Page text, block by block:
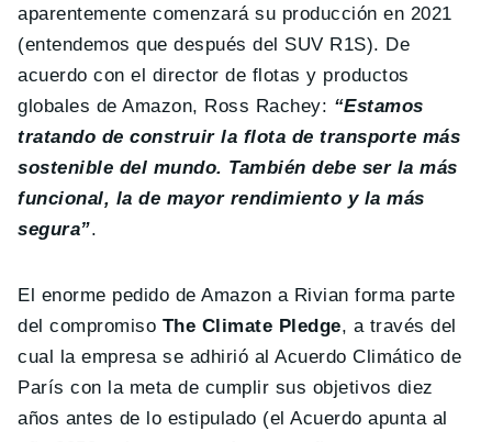
aparentemente comenzará su producción en 2021
(entendemos que después del SUV R1S). De
acuerdo con el director de flotas y productos
globales de Amazon, Ross Rachey: “Estamos
tratando de construir la flota de transporte más
sostenible del mundo. También debe ser la más
funcional, la de mayor rendimiento y la más
segura”.
El enorme pedido de Amazon a Rivian forma parte
del compromiso The Climate Pledge, a través del
cual la empresa se adhirió al Acuerdo Climático de
París con la meta de cumplir sus objetivos diez
años antes de lo estipulado (el Acuerdo apunta al